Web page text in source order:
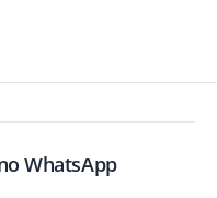
WhatsApp